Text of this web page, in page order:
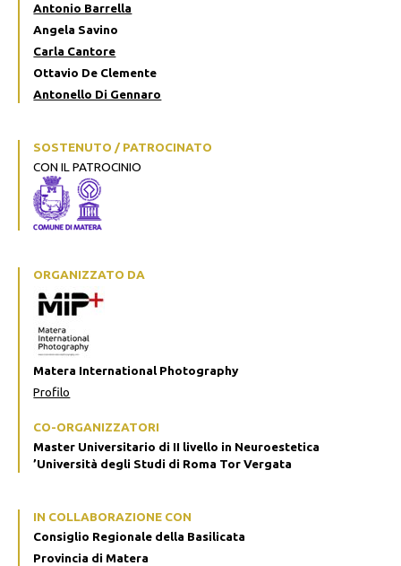
Antonio Barrella
Angela Savino
Carla Cantore
Ottavio De Clemente
Antonello Di Gennaro
SOSTENUTO / PATROCINATO
CON IL PATROCINIO
ORGANIZZATO DA
Matera International Photography
Profilo
CO-ORGANIZZATORI
Master Universitario di II livello in Neuroestetica
’Università degli Studi di Roma Tor Vergata
IN COLLABORAZIONE CON
Consiglio Regionale della Basilicata
Provincia di Matera